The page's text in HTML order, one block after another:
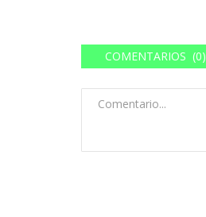
COMENTARIOS (0)